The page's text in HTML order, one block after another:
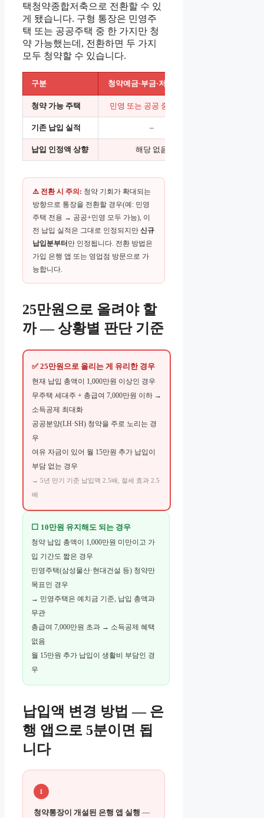
택청약종합저축으로 전환할 수 있
게 됐습니다. 구형 통장은 민영주
택 또는 공공주택 중 한 가지만 청
약 가능했는데, 전환하면 두 가지
모두 청약할 수 있습니다.
구분 청약예금·부금·저축 (구형)
청약 가능 주택 민영 또는 공공 중 하나만
기존 납입 실적 –
납입 인정액 상향 해당 없음
⚠️ 전환 시 주의: 청약 기회가 확대되는
방향으로 통장을 전환할 경우(예: 민영
주택 전용 → 공공+민영 모두 가능), 이
전 납입 실적은 그대로 인정되지만 신규
납입분부터만 인정됩니다. 전환 방법은
가입 은행 앱 또는 영업점 방문으로 가
능합니다.
25만원으로 올려야 할
까 — 상황별 판단 기준
✅ 25만원으로 올리는 게 유리한 경우
현재 납입 총액이 1,000만원 이상인 경우
무주택 세대주 + 총급여 7,000만원 이하 →
소득공제 최대화
공공분양(LH·SH) 청약을 주로 노리는 경
우
여유 자금이 있어 월 15만원 추가 납입이
부담 없는 경우
→ 5년 만기 기준 납입액 2.5배, 절세 효과 2.5
배
⬜ 10만원 유지해도 되는 경우
청약 납입 총액이 1,000만원 미만이고 가
입 기간도 짧은 경우
민영주택(삼성물산·현대건설 등) 청약만
목표인 경우
→ 민영주택은 예치금 기준, 납입 총액과
무관
총급여 7,000만원 초과 → 소득공제 혜택
없음
월 15만원 추가 납입이 생활비 부담인 경
우
납입액 변경 방법 — 은
행 앱으로 5분이면 됩
니다
1
청약통장이 개설된 은행 앱 실행 —